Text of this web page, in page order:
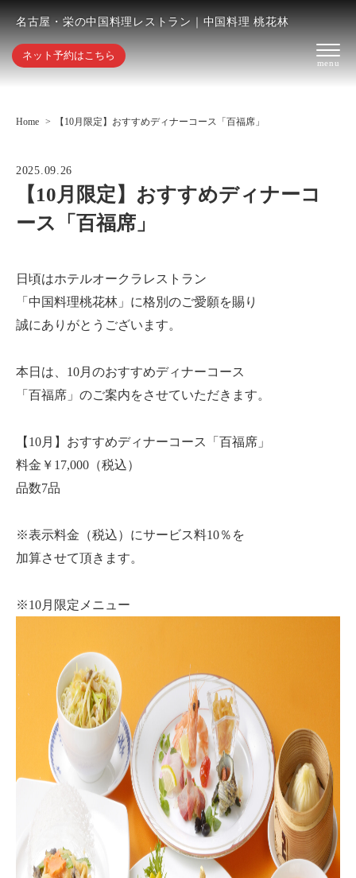
名古屋・栄の中国料理レストラン｜中国料理 桃花林
ネット予約はこちら
Home 【10月限定】おすすめディナーコース「百福席」
2025.09.26
【10月限定】おすすめディナーコ
ース「百福席」
日頃はホテルオークラレストラン
「中国料理桃花林」に格別のご愛願を賜り
誠にありがとうございます。
本日は、10月のおすすめディナーコース
「百福席」のご案内をさせていただきます。
【10月】おすすめディナーコース「百福席」
料金￥17,000（税込）
品数7品
※表示料金（税込）にサービス料10％を
加算させて頂きます。
※10月限定メニュー